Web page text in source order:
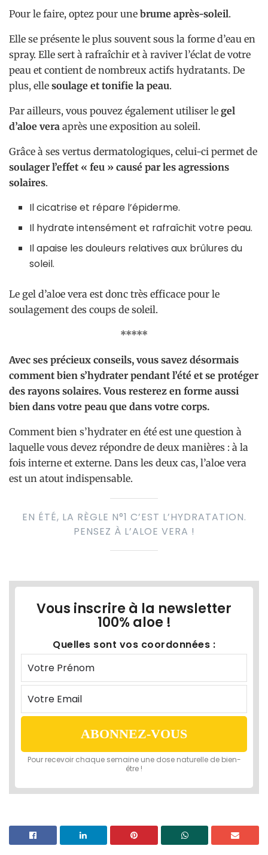
Pour le faire, optez pour une brume après-soleil.
Elle se présente le plus souvent sous la forme d’eau en
spray. Elle sert à rafraîchir et à raviver l’éclat de votre
peau et contient de nombreux actifs hydratants. De
plus, elle soulage et tonifie la peau.
Par ailleurs, vous pouvez également utiliser le gel
d’aloe vera après une exposition au soleil.
Grâce à ses vertus dermatologiques, celui-ci permet de
soulager l’effet « feu » causé par les agressions
solaires.
Il cicatrise et répare l’épiderme.
Il hydrate intensément et rafraîchit votre peau.
Il apaise les douleurs relatives aux brûlures du
soleil.
Le gel d’aloe vera est donc très efficace pour le
soulagement des coups de soleil.
*****
Avec ses précieux conseils, vous savez désormais
comment bien s’hydrater pendant l’été et se protéger
des rayons solaires. Vous resterez en forme aussi
bien dans votre peau que dans votre corps.
Comment bien s’hydrater en été est une question à
laquelle vous devez répondre de deux manières : à la
fois interne et externe. Dans les deux cas, l’aloe vera
est un atout indispensable.
EN ÉTÉ, LA RÈGLE N°1 C’EST L’HYDRATATION.
PENSEZ À L’ALOE VERA !